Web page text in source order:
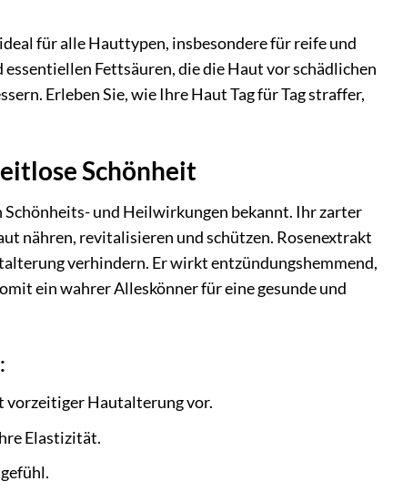
für alle Hauttypen, insbesondere für reife und
Fettsäuren, die die Haut vor schädlichen
Erleben Sie, wie Ihre Haut Tag für Tag straffer,
Schönheit
und Heilwirkungen bekannt. Ihr zarter
nähren, revitalisieren und schützen. Rosenextrakt
verhindern. Er wirkt entzündungshemmend,
ein wahrer Alleskönner für eine gesunde und
vorzeitiger Hautalterung vor.
Elastizität.